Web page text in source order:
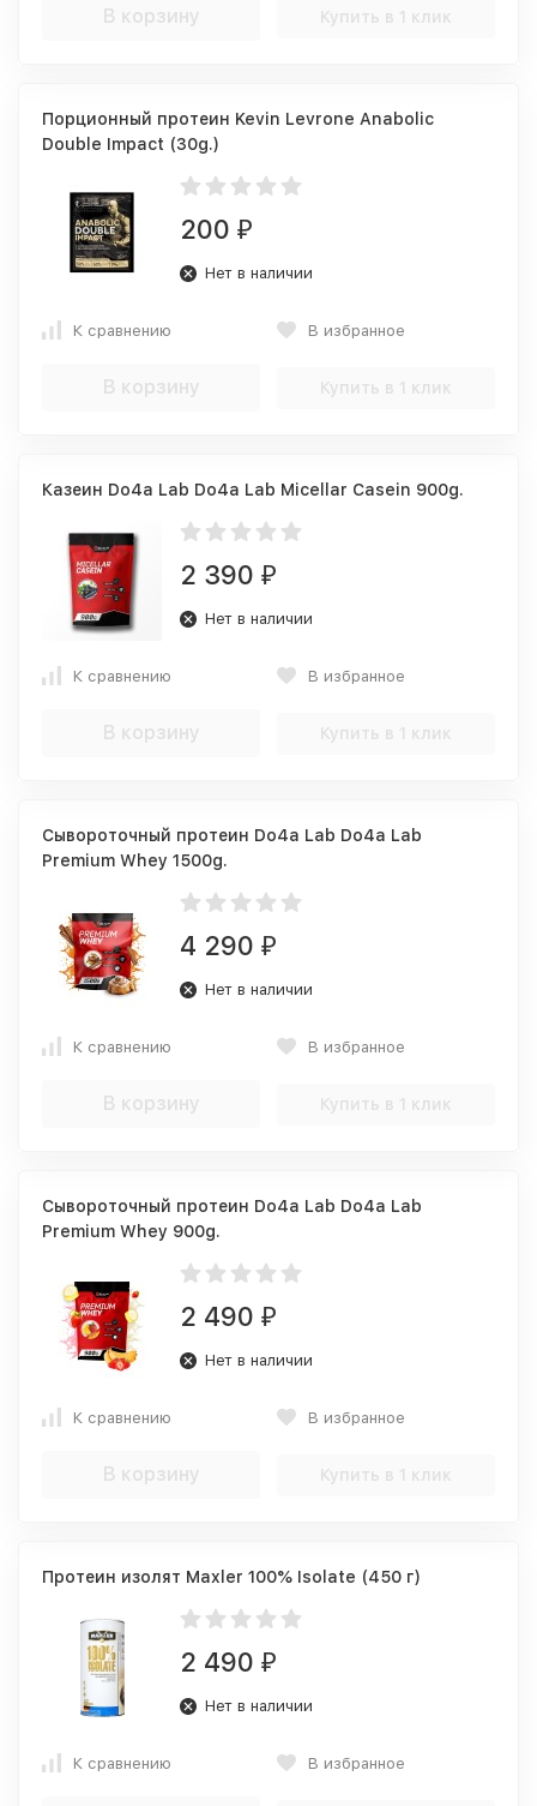
В корзину Купить в 1 клик
Порционный протеин Kevin Levrone Anabolic
Double Impact (30g.)
200 ₽
Нет в наличии
К сравнению В избранное
В корзину Купить в 1 клик
Казеин Do4a Lab Do4a Lab Micellar Casein 900g.
2 390 ₽
Нет в наличии
К сравнению В избранное
В корзину Купить в 1 клик
Сывороточный протеин Do4a Lab Do4a Lab
Premium Whey 1500g.
4 290 ₽
Нет в наличии
К сравнению В избранное
В корзину Купить в 1 клик
Сывороточный протеин Do4a Lab Do4a Lab
Premium Whey 900g.
2 490 ₽
Нет в наличии
К сравнению В избранное
В корзину Купить в 1 клик
Протеин изолят Maxler 100% Isolate (450 г)
2 490 ₽
Нет в наличии
К сравнению В избранное